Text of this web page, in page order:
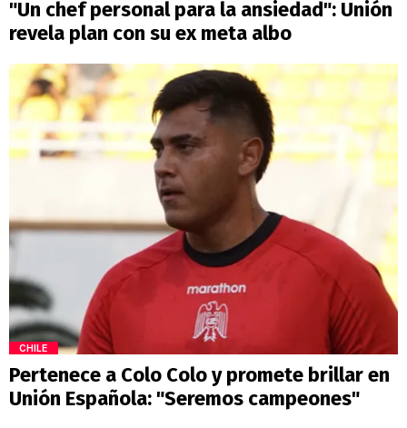
"Un chef personal para la ansiedad": Unión
revela plan con su ex meta albo
CHILE
Pertenece a Colo Colo y promete brillar en
Unión Española: "Seremos campeones"